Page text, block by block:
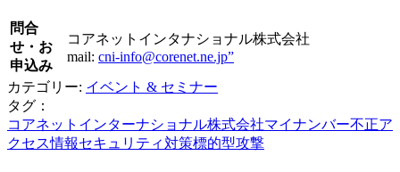
問合
せ・お
申込み
コアネットインタナショナル株式会社
mail: cni-info@corenet.ne.jp”
カテゴリー: イベント & セミナー
タグ：
コアネットインターナショナル株式会社マイナンバー不正ア
クセス情報セキュリティ対策標的型攻撃